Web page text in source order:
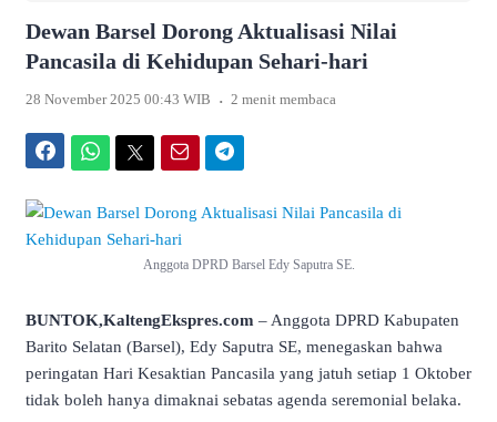
Dewan Barsel Dorong Aktualisasi Nilai
Pancasila di Kehidupan Sehari-hari
28 November 2025 00:43 WIB . 2 menit membaca
Anggota DPRD Barsel Edy Saputra SE.
BUNTOK,KaltengEkspres.com – Anggota DPRD Kabupaten
Barito Selatan (Barsel), Edy Saputra SE, menegaskan bahwa
peringatan Hari Kesaktian Pancasila yang jatuh setiap 1 Oktober
tidak boleh hanya dimaknai sebatas agenda seremonial belaka.